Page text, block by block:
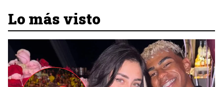
Lo más visto